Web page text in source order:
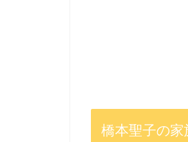
橋本聖子の家